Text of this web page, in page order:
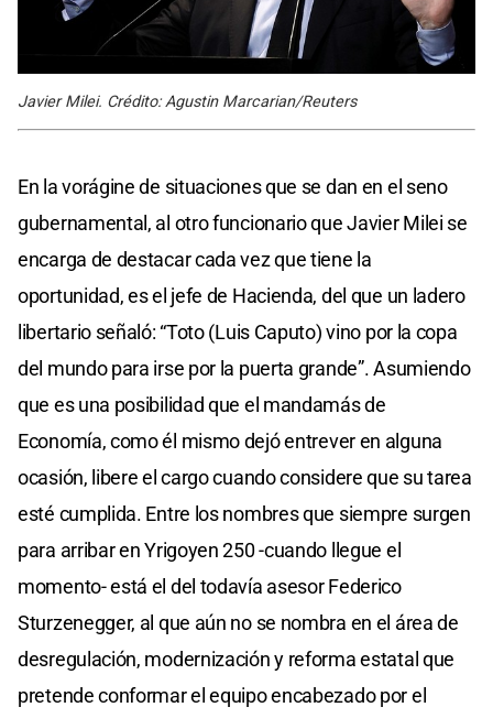
Javier Milei. Crédito: Agustin Marcarian/Reuters
En la vorágine de situaciones que se dan en el seno
gubernamental, al otro funcionario que Javier Milei se
encarga de destacar cada vez que tiene la
oportunidad, es el jefe de Hacienda, del que un ladero
libertario señaló: “Toto (Luis Caputo) vino por la copa
del mundo para irse por la puerta grande”. Asumiendo
que es una posibilidad que el mandamás de
Economía, como él mismo dejó entrever en alguna
ocasión, libere el cargo cuando considere que su tarea
esté cumplida. Entre los nombres que siempre surgen
para arribar en Yrigoyen 250 -cuando llegue el
momento- está el del todavía asesor Federico
Sturzenegger, al que aún no se nombra en el área de
desregulación, modernización y reforma estatal que
pretende conformar el equipo encabezado por el